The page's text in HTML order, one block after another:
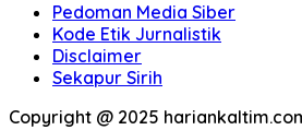
Pedoman Media Siber
Kode Etik Jurnalistik
Disclaimer
Sekapur Sirih
Copyright @ 2025